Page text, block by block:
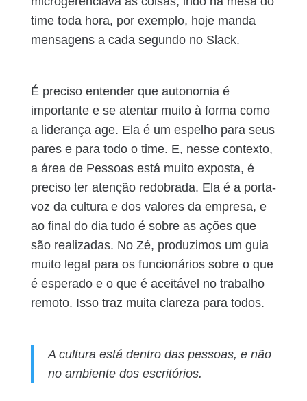
time toda hora, por exemplo, hoje manda
mensagens a cada segundo no Slack.
É preciso entender que autonomia é
importante e se atentar muito à forma como
a liderança age. Ela é um espelho para seus
pares e para todo o time. E, nesse contexto,
a área de Pessoas está muito exposta, é
preciso ter atenção redobrada. Ela é a porta-
voz da cultura e dos valores da empresa, e
ao final do dia tudo é sobre as ações que
são realizadas. No Zé, produzimos um guia
muito legal para os funcionários sobre o que
é esperado e o que é aceitável no trabalho
remoto. Isso traz muita clareza para todos.
A cultura está dentro das pessoas, e não
no ambiente dos escritórios.